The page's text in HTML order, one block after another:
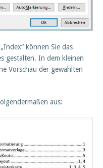
können Sie das
gestalten. In dem kleinen
Vorschau der gewählten
aus: